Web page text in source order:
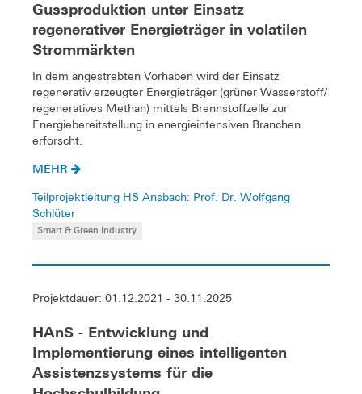
Gussproduktion unter Einsatz
regenerativer Energieträger in volatilen
Strommärkten
In dem angestrebten Vorhaben wird der Einsatz
regenerativ erzeugter Energieträger (grüner Wasserstoff/
regeneratives Methan) mittels Brennstoffzelle zur
Energiebereitstellung in energieintensiven Branchen
erforscht.
MEHR
Teilprojektleitung HS Ansbach: Prof. Dr. Wolfgang
Schlüter
Smart & Green Industry
Projektdauer: 01.12.2021 - 30.11.2025
HAnS - Entwicklung und
Implementierung eines intelligenten
Assistenzsystems für die